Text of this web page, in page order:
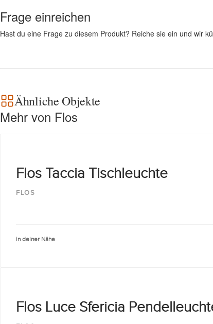
Frage einreichen
Hast du eine Frage zu diesem Produkt? Reiche sie ein und wir
Ähnliche Objekte
Mehr von Flos
Flos Taccia Tischleuchte
FLOS
in deiner Nähe
Flos Luce Sfericia